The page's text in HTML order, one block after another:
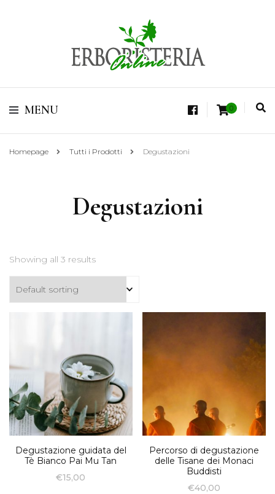
Erboristeria Shop
Online Tisane
Vendita di Botaniche, Erbe e Spezie Officinali, Tisane Terapeutiche Esclusive,
MENU 0
Homepage Tutti i Prodotti Degustazioni
Degustazioni
Showing all 3 results
Degustazione guidata del
Tè Bianco Pai Mu Tan
€15,00
Percorso di degustazione
delle Tisane dei Monaci
Buddisti
€40,00